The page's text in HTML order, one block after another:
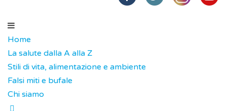
Home
La salute dalla A alla Z
Stili di vita, alimentazione e ambiente
Falsi miti e bufale
Chi siamo